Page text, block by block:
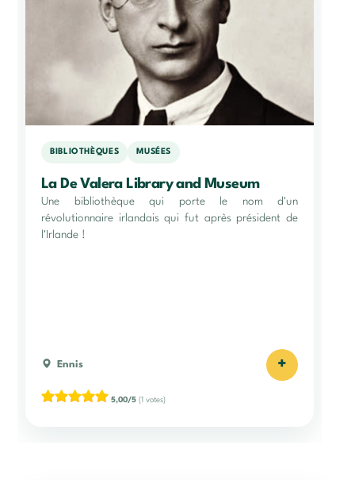
BIBLIOTHÈQUES MUSÉES
La De Valera Library and Museum
Une bibliothèque qui porte le nom d'un
révolutionnaire irlandais qui fut après président de
l'Irlande !
Ennis +
5,00/5 (1 votes)